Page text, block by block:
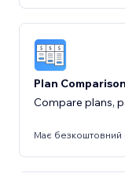
Plan
Compare plans,
Має безкоштовний